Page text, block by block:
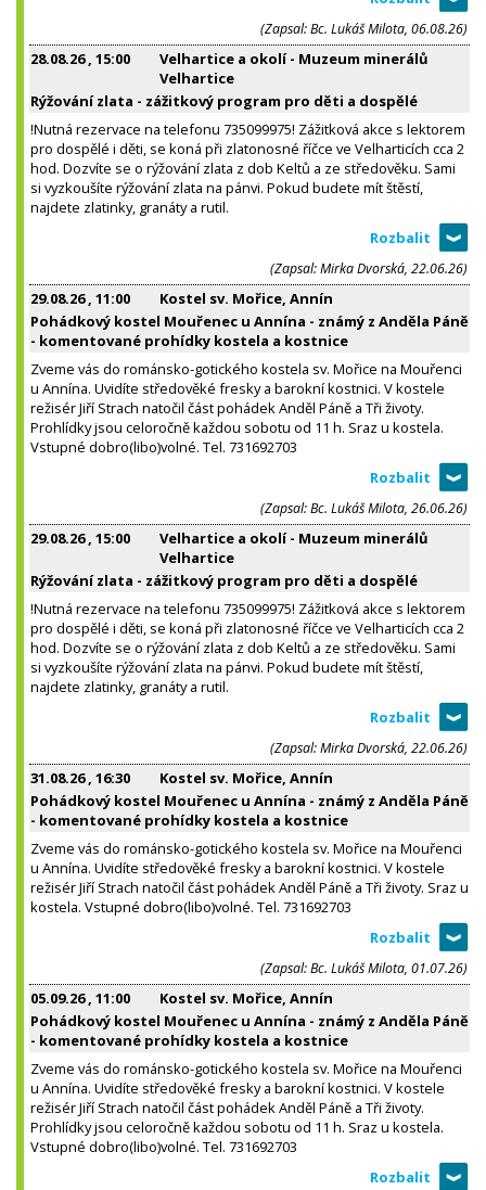
(Zapsal: Bc. Lukáš Milota, 06.08.26)
28.08.26, 15:00
Velhartice a okolí - Muzeum minerálů
Velhartice
Rýžování zlata - zážitkový program pro děti a dospělé
!Nutná rezervace na telefonu 735099975! Zážitková akce s lektorem
pro dospělé i děti, se koná při zlatonosné říčce ve Velharticích cca 2
hod. Dozvíte se o rýžování zlata z dob Keltů a ze středověku. Sami
si vyzkoušíte rýžování zlata na pánvi. Pokud budete mít štěstí,
najdete zlatinky, granáty a rutil.
(Zapsal: Mirka Dvorská, 22.06.26)
29.08.26, 11:00
Kostel sv. Mořice, Annín
Pohádkový kostel Mouřenec u Annína - známý z Anděla Páně
- komentované prohídky kostela a kostnice
Zveme vás do románsko-gotického kostela sv. Mořice na Mouřenci
u Annína. Uvidíte středověké fresky a barokní kostnici. V kostele
režisér Jiří Strach natočil část pohádek Anděl Páně a Tři životy.
Prohlídky jsou celoročně každou sobotu od 11 h. Sraz u kostela.
Vstupné dobro(libo)volné. Tel. 731692703
(Zapsal: Bc. Lukáš Milota, 26.06.26)
29.08.26, 15:00
Velhartice a okolí - Muzeum minerálů
Velhartice
Rýžování zlata - zážitkový program pro děti a dospělé
!Nutná rezervace na telefonu 735099975! Zážitková akce s lektorem
pro dospělé i děti, se koná při zlatonosné říčce ve Velharticích cca 2
hod. Dozvíte se o rýžování zlata z dob Keltů a ze středověku. Sami
si vyzkoušíte rýžování zlata na pánvi. Pokud budete mít štěstí,
najdete zlatinky, granáty a rutil.
(Zapsal: Mirka Dvorská, 22.06.26)
31.08.26, 16:30
Kostel sv. Mořice, Annín
Pohádkový kostel Mouřenec u Annína - známý z Anděla Páně
- komentované prohídky kostela a kostnice
Zveme vás do románsko-gotického kostela sv. Mořice na Mouřenci
u Annína. Uvidíte středověké fresky a barokní kostnici. V kostele
režisér Jiří Strach natočil část pohádek Anděl Páně a Tři životy. Sraz u
kostela. Vstupné dobro(libo)volné. Tel. 731692703
(Zapsal: Bc. Lukáš Milota, 01.07.26)
05.09.26, 11:00
Kostel sv. Mořice, Annín
Pohádkový kostel Mouřenec u Annína - známý z Anděla Páně
- komentované prohídky kostela a kostnice
Zveme vás do románsko-gotického kostela sv. Mořice na Mouřenci
u Annína. Uvidíte středověké fresky a barokní kostnici. V kostele
režisér Jiří Strach natočil část pohádek Anděl Páně a Tři životy.
Prohlídky jsou celoročně každou sobotu od 11 h. Sraz u kostela.
Vstupné dobro(libo)volné. Tel. 731692703